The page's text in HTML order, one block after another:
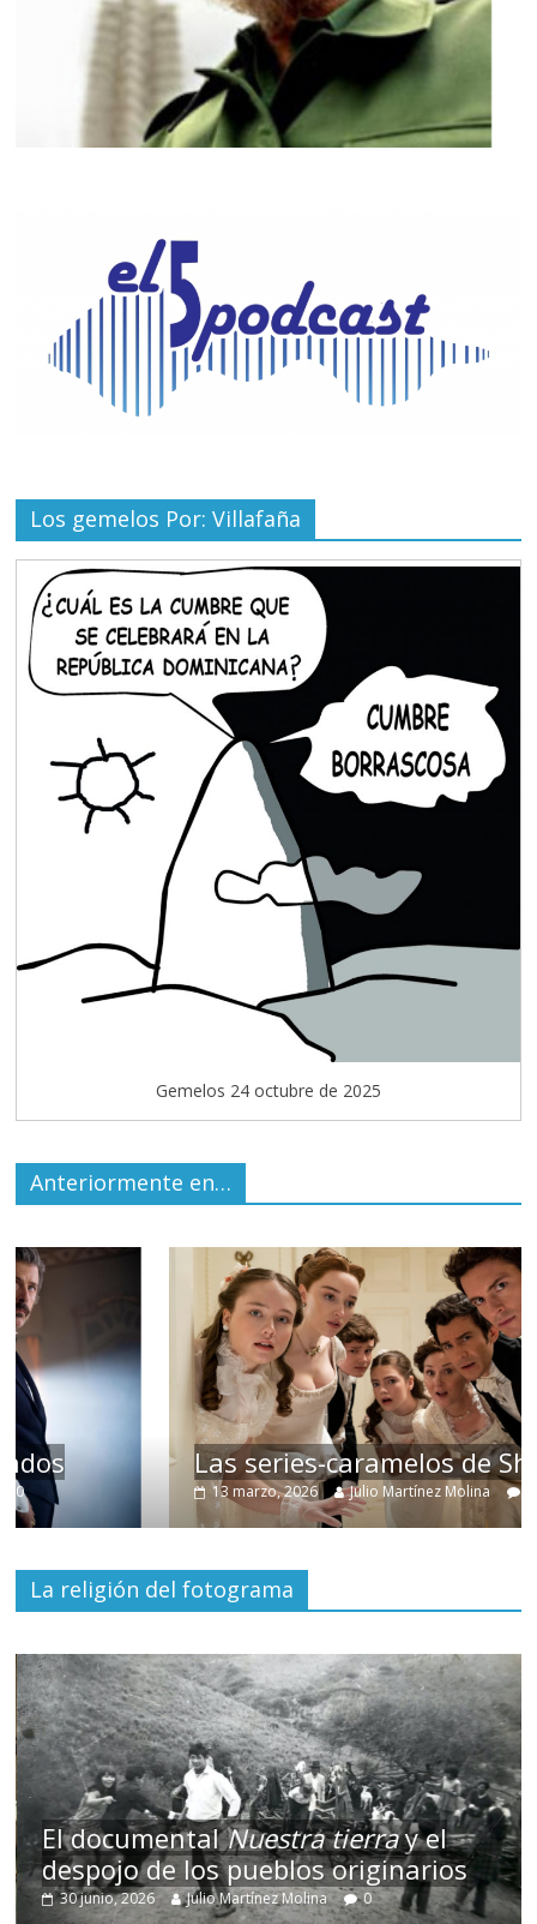
Los gemelos Por: Villafaña
Gemelos 24 octubre de 2025
Anteriormente en…
Las series-caramelos de Shondaland
Julio Martínez Molina 0
La religión del fotograma
El documentalNuestra tierray el
despojo de los pueblos originarios
30 junio, 2026 Julio Martínez Molina 0